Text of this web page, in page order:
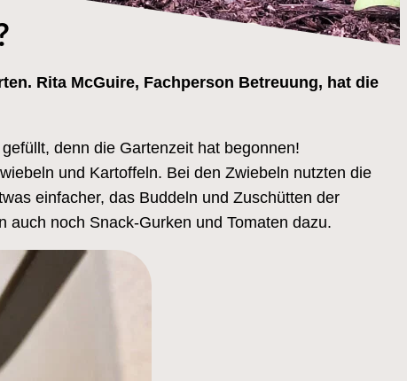
Rita McGuire, Fachperson Betreuung, hat die
denn die Gartenzeit hat begonnen!
und Kartoffeln. Bei den Zwiebeln nutzten die
einfacher, das Buddeln und Zuschütten der
noch Snack-Gurken und Tomaten dazu.